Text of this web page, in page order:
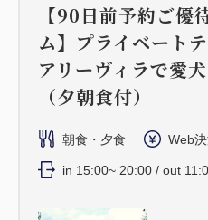
【90日前予約ご優
ム】プライベート
アリーヴィラで愛
（夕朝食付）
朝食・夕食 Web
in 15:00~ 20:00 / out